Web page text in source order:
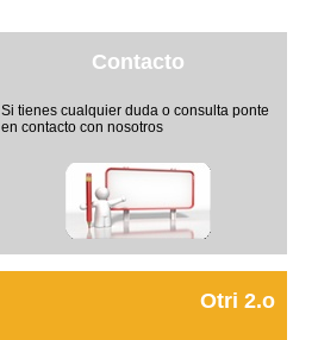
Contacto
Si tienes cualquier duda o consulta ponte
en contacto con nosotros
Otri 2.o